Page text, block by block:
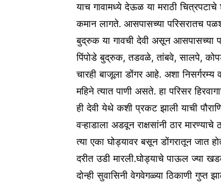
याच गावामध्ये देऊळ या मराठी चित्रपटाचे
कमान लागते. आसपासच्या परिसरातच
बुद्रुक या गावची देवी असून आसपासच्या
पिंपोडे बुद्रुक, तडवळे, तांबवे, सालपे,
चारही बाजूला डोंगर आहे. अशा
महिने त्यात पाणी असते. हा परिसर
ही देवी येथे कशी प्रकट झाली याची
वऱ्हाडाला अडवून राक्षसांनी ठार
त्या एका घोड्यावर बसून डोंगरातून जात
दरीत उडी मारली.घोड्याचे पाऊल ज्या
दोन्ही सुवासिनी वेगवेगळ्या ठिकाणी गुप्त